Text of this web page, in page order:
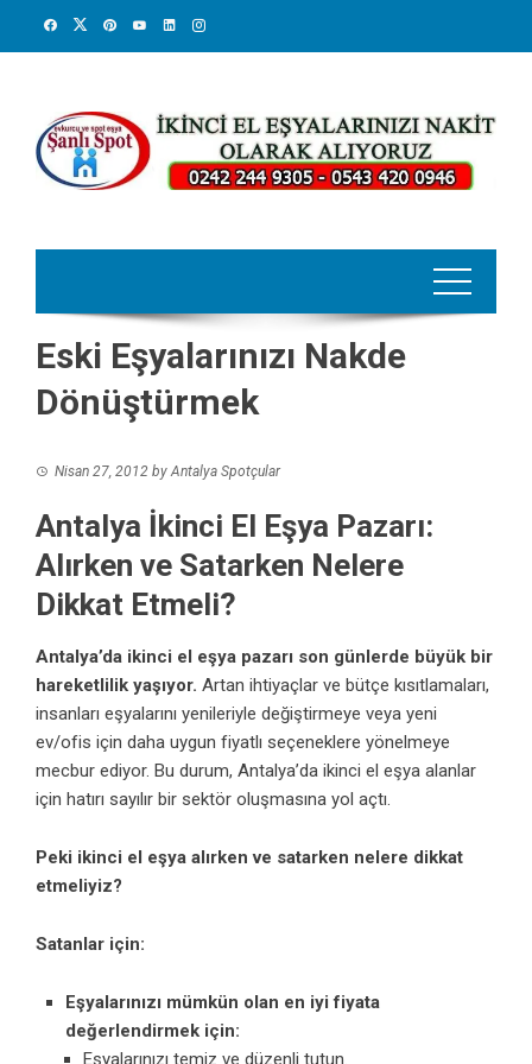
Eski Eşyalarınızı Nakde
Dönüştürmek
Nisan 27, 2012 by Antalya Spotçular
Antalya İkinci El Eşya Pazarı:
Alırken ve Satarken Nelere
Dikkat Etmeli?
Antalya’da ikinci el eşya pazarı son günlerde büyük bir
hareketlilik yaşıyor. Artan ihtiyaçlar ve bütçe kısıtlamaları,
insanları eşyalarını yenileriyle değiştirmeye veya yeni
ev/ofis için daha uygun fiyatlı seçeneklere yönelmeye
mecbur ediyor. Bu durum, Antalya’da ikinci el eşya alanlar
için hatırı sayılır bir sektör oluşmasına yol açtı.
Peki ikinci el eşya alırken ve satarken nelere dikkat
etmeliyiz?
Satanlar için:
Eşyalarınızı mümkün olan en iyi fiyata
değerlendirmek için:
Eşyalarınızı temiz ve düzenli tutun.